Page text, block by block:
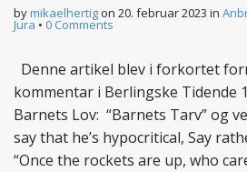
bymikaelhertigon 20. februar 2023 in
Jura • 0 Comments
Denne artikel blev i forkortet
kommentar i Berlingske Tidende
Barnets Lov: “Barnets Tarv” og
say that he’s hypocritical, Say
“Once the rockets are up, who